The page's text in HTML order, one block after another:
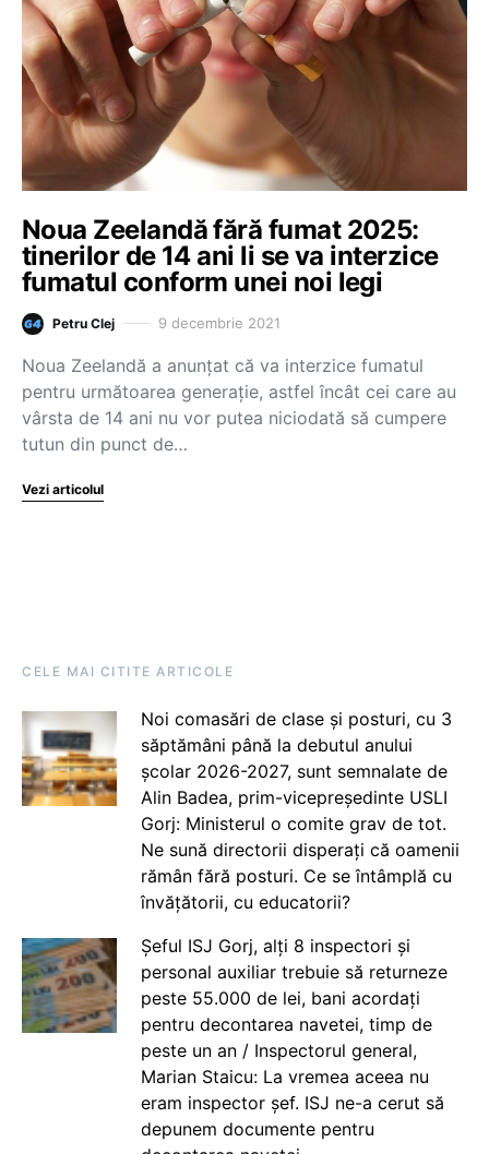
Noua Zeelandă fără fumat 2025:
tinerilor de 14 ani li se va interzice
fumatul conform unei noi legi
Petru Clej 9 decembrie 2021
Noua Zeelandă a anunțat că va interzice fumatul
pentru următoarea generație, astfel încât cei care au
vârsta de 14 ani nu vor putea niciodată să cumpere
tutun din punct de…
Vezi articolul
CELE MAI CITITE ARTICOLE
Noi comasări de clase și posturi, cu 3
săptămâni până la debutul anului
școlar 2026-2027, sunt semnalate de
Alin Badea, prim-vicepreședinte USLI
Gorj: Ministerul o comite grav de tot.
Ne sună directorii disperați că oamenii
rămân fără posturi. Ce se întâmplă cu
învățătorii, cu educatorii?
Șeful ISJ Gorj, alți 8 inspectori și
personal auxiliar trebuie să returneze
peste 55.000 de lei, bani acordați
pentru decontarea navetei, timp de
peste un an / Inspectorul general,
Marian Staicu: La vremea aceea nu
eram inspector șef. ISJ ne-a cerut să
depunem documente pentru